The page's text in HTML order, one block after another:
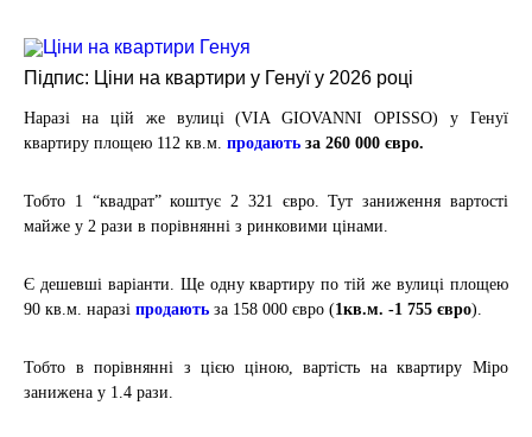
Підпис: Ціни на квартири у Генуї у 2026 році
Наразі на цій же вулиці (VIA GIOVANNI OPISSO) у Генуї
квартиру площею 112 кв.м. продають за 260 000 євро.
Тобто 1 “квадрат” коштує 2 321 євро. Тут заниження вартості
майже у 2 рази в порівнянні з ринковими цінами.
Є дешевші варіанти. Ще одну квартиру по тій же вулиці площею
90 кв.м. наразі продають за 158 000 євро (1кв.м. -1 755 євро).
Тобто в порівнянні з цією ціною, вартість на квартиру Міро
занижена у 1.4 рази.